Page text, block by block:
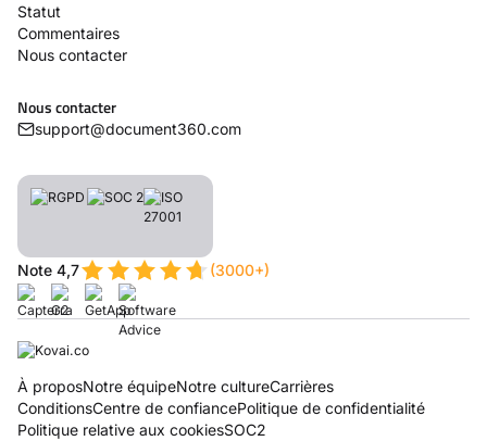
Statut
Commentaires
Nous contacter
Nous contacter
support@document360.com
Note 4,7 (3000+)
À proposNotre équipeNotre cultureCarrières
ConditionsCentre de confiancePolitique de confidentialité
Politique relative aux cookiesSOC2